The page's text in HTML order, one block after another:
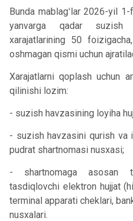
Bunda mablagʻlar 2026-yil
yanvarga qadar
xarajatlarining 50
oshmagan qismi uchun
Xarajatlarni qoplash uchun
qilinishi lozim:
- suzish havzasining loyiha
- suzish havzasini qurish va
pudrat shartnomasi nusxasi;
- shartnomaga asosan
tasdiqlovchi elektron hujjat
terminal apparati cheklari,
nusxalari.